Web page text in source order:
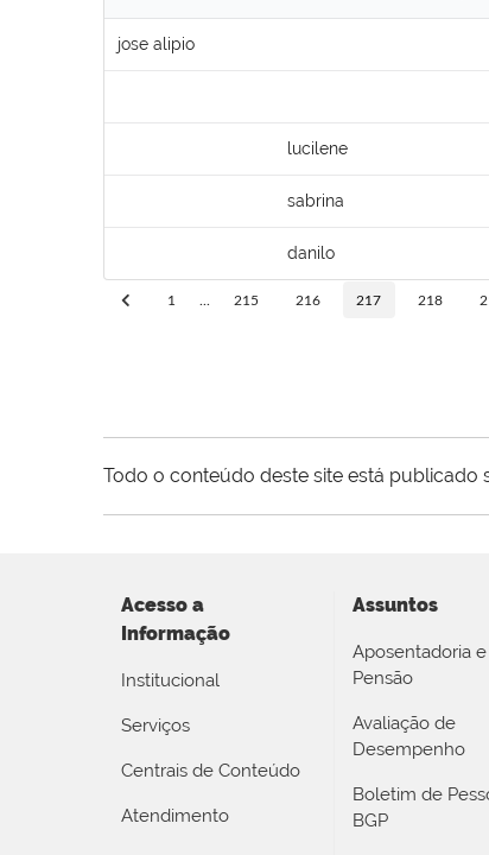
jose alipio
lucilene
sabrina
danilo
1 215 216 217 218
Todo o conteúdo deste site está publicado
Acesso a
Informação
Institucional
Serviços
Centrais de Conteúdo
Atendimento
Assuntos
Aposentadoria e
Pensão
Avaliação de
Desempenho
Boletim de
BGP